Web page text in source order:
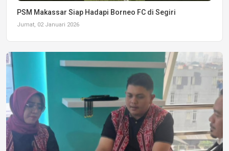
PSM Makassar Siap Hadapi Borneo FC di Segiri
Jumat, 02 Januari 2026